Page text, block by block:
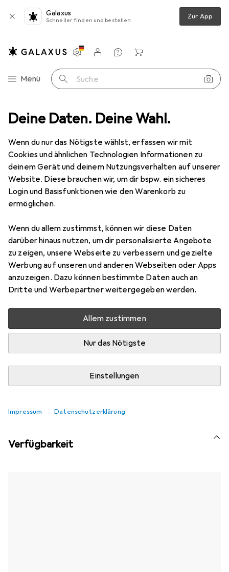
Deine Daten. Deine Wahl.
Wenn du nur das Nötigste wählst, erfassen wir mit
Cookies und ähnlichen Technologien Informationen zu
deinem Gerät und deinem Nutzungsverhalten auf unserer
Website. Diese brauchen wir, um dir bspw. ein sicheres
Login und Basisfunktionen wie den Warenkorb zu
ermöglichen.
Wenn du allem zustimmst, können wir diese Daten
darüber hinaus nutzen, um dir personalisierte Angebote
zu zeigen, unsere Webseite zu verbessern und gezielte
Werbung auf unseren und anderen Webseiten oder Apps
anzuzeigen. Dazu können bestimmte Daten auch an
Dritte und Werbepartner weitergegeben werden.
Allem zustimmen
Nur das Nötigste
Einstellungen
Impressum Datenschutzerklärung
Galaxus
Schneller finden und bestellen Zur App
Navigation nach Kategorien
Menü Suche
Einstellungen
Kundenkonto
Vergleichslisten
Merklisten
Warenkorb
Barcode Scanner Zubehör Gamber-Johnson Universal Wall Mount
Gamber-Johnson Universal Wall
Mount
Mehr von Gamber-
Johnson
Aktuell nicht lieferbar
Vergleichen
Kostenloser Versand ab 30,– i
Verfügbarkeit